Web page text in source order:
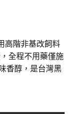
高階非基改飼料
全程不用藥僅施
香醇，是台灣黑